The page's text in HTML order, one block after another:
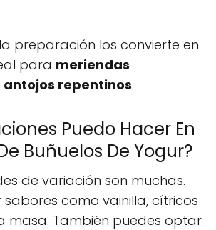
preparación los convierte en
para meriendas
repentinos.
Puedo Hacer En
Buñuelos De Yogur?
de variación son muchas.
sabores como vainilla, cítricos
masa. También puedes optar